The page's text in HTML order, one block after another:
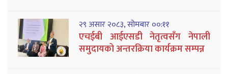
२९ असार २०८३, सोमबार ००:११
एचईबी आईएसडी नेतृत्वसँग नेपाली
समुदायको अन्तरक्रिया कार्यक्रम सम्पन्न